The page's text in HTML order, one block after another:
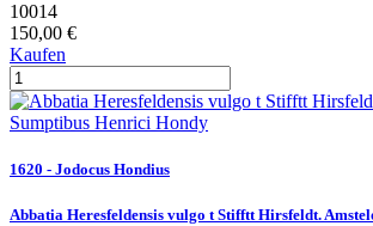
10014
150,00 €
Kaufen
1620 - Jodocus Hondius
Abbatia Heresfeldensis vulgo t Stifftt Hirsfeldt.